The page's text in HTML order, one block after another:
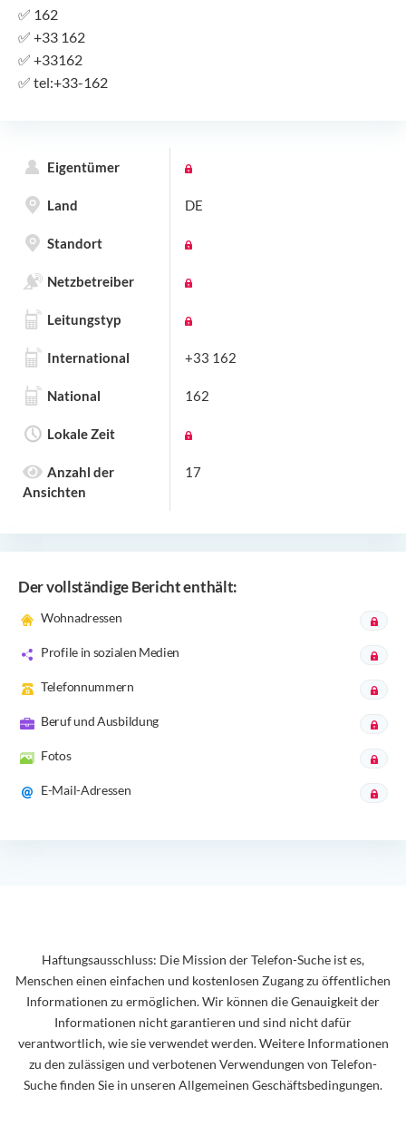
✅ 162
✅ +33 162
✅ +33162
✅ tel:+33-162
Eigentümer
Land DE
Standort
Netzbetreiber
Leitungstyp
International +33 162
National 162
Lokale Zeit
Anzahl der
Ansichten
17
Der vollständige Bericht enthält:
Wohnadressen
Profile in sozialen Medien
Telefonnummern
Beruf und Ausbildung
Fotos
E-Mail-Adressen
Haftungsausschluss: Die Mission der Telefon-Suche ist es,
Menschen einen einfachen und kostenlosen Zugang zu öffentlichen
Informationen zu ermöglichen. Wir können die Genauigkeit der
Informationen nicht garantieren und sind nicht dafür
verantwortlich, wie sie verwendet werden. Weitere Informationen
zu den zulässigen und verbotenen Verwendungen von Telefon-
Suche finden Sie in unseren Allgemeinen Geschäftsbedingungen.